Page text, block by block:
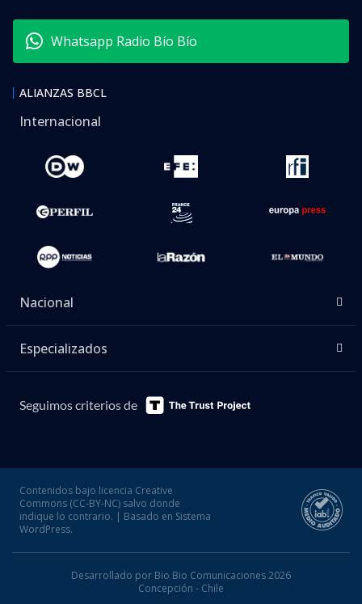
Whatsapp Radio Bío Bío
ALIANZAS BBCL
Internacional
Nacional
Especializados
Seguimos criterios de
Contenidos bajo licencia Creative
Commons (CC-BY-NC) salvo donde
indique lo contrario. | Basado en Sistema
WordPress.
Desarrollado por Bio Bio Comunicaciones 2026
Concepción - Chile